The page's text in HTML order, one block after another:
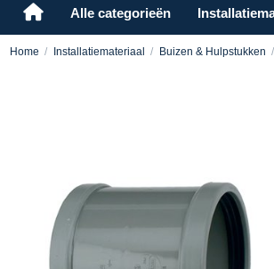
Alle categorieën
Home Installatiemateriaal Buizen & Hulpstukken